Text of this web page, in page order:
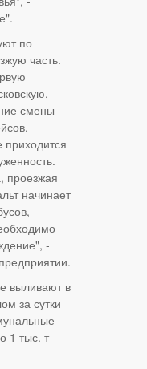
по
часть.
смены
проезжая
начинает
-
выливают в
за сутки
1 тыс. т